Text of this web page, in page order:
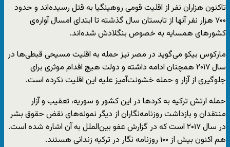
تاکنون هزاران نفر از اقلیت قومی روهینگیا به قتل رسیده‌اند و حدود
۷۰۰ هزار نفر آنها از تابستان سال گذشته تا ابتدای امسال آواره‌ی
کشورهای همسایه به خصوص بنگلادش شده‌اند.
مارکوس بیکو می‌گوید در مصر نیز حمله به اقلیت مسیحی قبطی‌ها در
سال ۲۰۱۷ همچنان ادامه داشته و دولت هیچ اقدام موثری برای
جلوگیری از آزار و حمله خشونت‌آمیز علیه این اقلیت نکرده است.
حمله ارتش ترکیه به کردها در این کشور و سوریه، تعقیب و آزار
منتقدان و بازداشت روزنامه‌نگاران از دیگر نمونه‌های نقض حقوق بشر
در سال ۲۰۱۷ است که در گزارش عفو بین‌الملل به آن اشاره شده است.
هم اکنون بیش از ۱۰۰ روزنامه نگار در ترکیه زندانی هستند.